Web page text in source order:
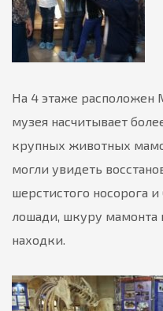
На 4 этаже расположен
музея насчитывает
крупных животных
могли увидеть
шерстистого носорога
лошади, шкуру мамонта
находки.